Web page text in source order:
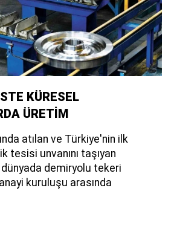
KÜRESEL
ÜRETİM
atılan ve Türkiye'nin ilk
tesisi unvanını taşıyan
dünyada demiryolu tekeri
kuruluşu arasında